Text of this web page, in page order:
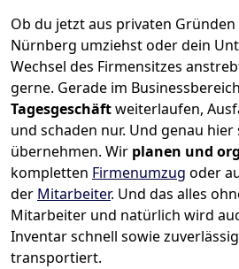
Ob du jetzt aus privaten
Nürnberg umziehst oder dein
Wechsel des Firmensitzes
gerne. Gerade im
Tagesgeschäftweiterlaufen,
und schaden nur. Und genau
übernehmen. Wir planen und
kompletten Firmenumzug oder
der Mitarbeiter. Und das alles
Mitarbeiter und natürlich wird
Inventar schnell sowie
transportiert.